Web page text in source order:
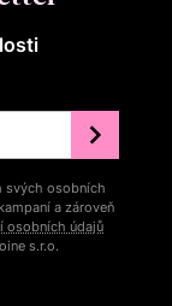
svých osobních
a zároveň
osobních údajů
s.r.o.